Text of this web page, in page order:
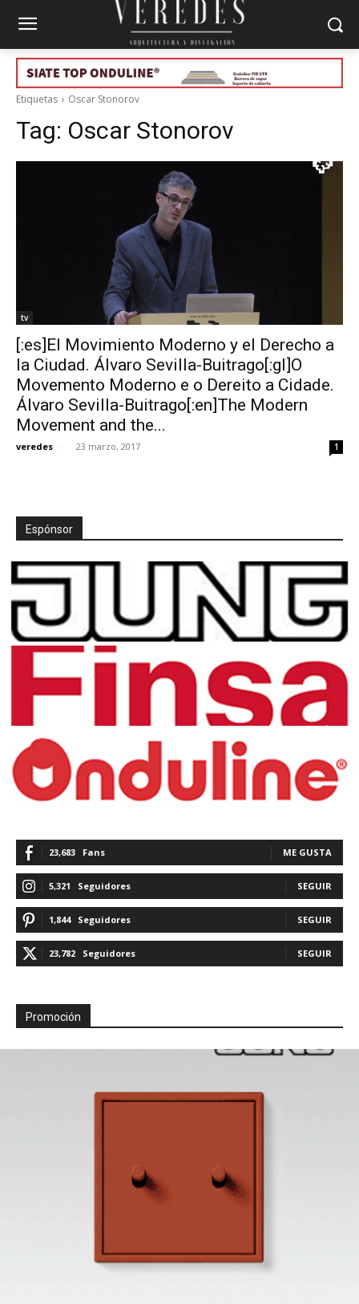
Etiquetas Oscar Stonorov
Tag: Oscar Stonorov
tv
[:es]El Movimiento Moderno y el Derecho a
la Ciudad. Álvaro Sevilla-Buitrago[:gl]O
Movemento Moderno e o Dereito a Cidade.
Álvaro Sevilla-Buitrago[:en]The Modern
Movement and the...
veredes - 23 marzo, 2017 1
Espónsor
23,683 Fans ME GUSTA
5,321 Seguidores SEGUIR
1,844 Seguidores SEGUIR
23,782 Seguidores SEGUIR
Promoción